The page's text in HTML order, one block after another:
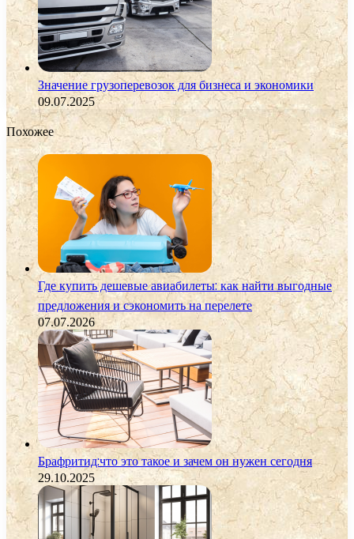
Значение грузоперевозок для бизнеса и экономики
09.07.2025
Похожее
Где купить дешевые авиабилеты: как найти выгодные
предложения и сэкономить на перелете
07.07.2026
Брафритид:что это такое и зачем он нужен сегодня
29.10.2025